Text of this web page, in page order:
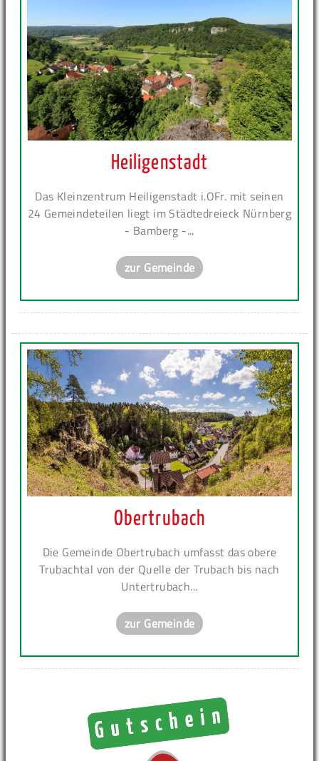
Heiligenstadt
Das Kleinzentrum Heiligenstadt i.OFr. mit seinen
24 Gemeindeteilen liegt im Städtedreieck Nürnberg
- Bamberg -...
zur Gemeinde
Obertrubach
Die Gemeinde Obertrubach umfasst das obere
Trubachtal von der Quelle der Trubach bis nach
Untertrubach...
zur Gemeinde